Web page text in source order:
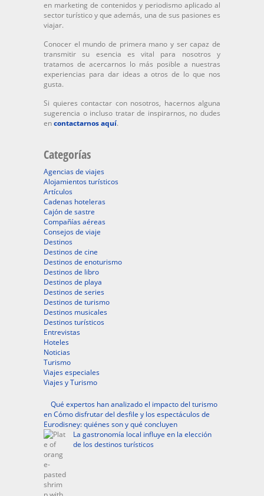
en marketing de contenidos y periodismo aplicado al
sector turístico y que además, una de sus pasiones es
viajar.
Conocer el mundo de primera mano y ser capaz de
transmitir su esencia es vital para nosotros y
tratamos de acercarnos lo más posible a nuestras
experiencias para dar ideas a otros de lo que nos
gusta.
Si quieres contactar con nosotros, hacernos alguna
sugerencia o incluso tratar de inspirarnos, no dudes
encontactarnos aquí.
Categorías
Agencias de viajes
Alojamientos turísticos
Artículos
Cadenas hoteleras
Cajón de sastre
Compañías aéreas
Consejos de viaje
Destinos
Destinos de cine
Destinos de enoturismo
Destinos de libro
Destinos de playa
Destinos de series
Destinos de turismo
Destinos musicales
Destinos turísticos
Entrevistas
Hoteles
Noticias
Turismo
Viajes especiales
Viajes y Turismo
Qué expertos han analizado el impacto del turismo
en Cómo disfrutar del desfile y los espectáculos de
Eurodisney: quiénes son y qué concluyen
La gastronomía local influye en la elección
de los destinos turísticos